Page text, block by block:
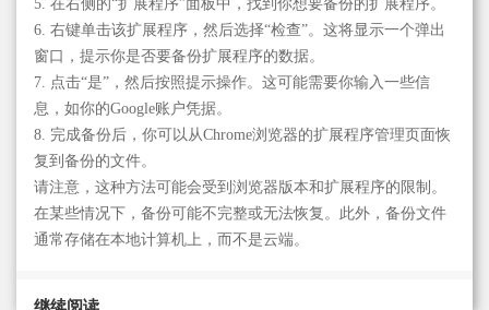
5. 在右侧的“扩展程序”面板中，找到你想要备份的扩展程序。
6. 右键单击该扩展程序，然后选择“检查”。这将显示一个弹出
窗口，提示你是否要备份扩展程序的数据。
7. 点击“是”，然后按照提示操作。这可能需要你输入一些信
息，如你的Google账户凭据。
8. 完成备份后，你可以从Chrome浏览器的扩展程序管理页面恢
复到备份的文件。
请注意，这种方法可能会受到浏览器版本和扩展程序的限制。
在某些情况下，备份可能不完整或无法恢复。此外，备份文件
通常存储在本地计算机上，而不是云端。